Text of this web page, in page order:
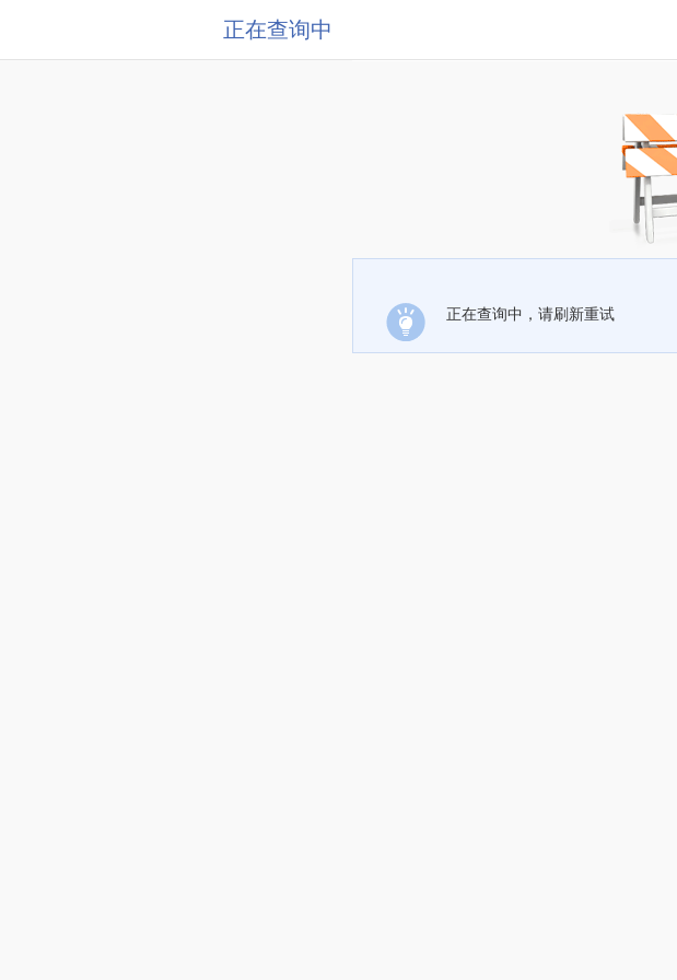
正在查询中
正在查询中，请刷新重试